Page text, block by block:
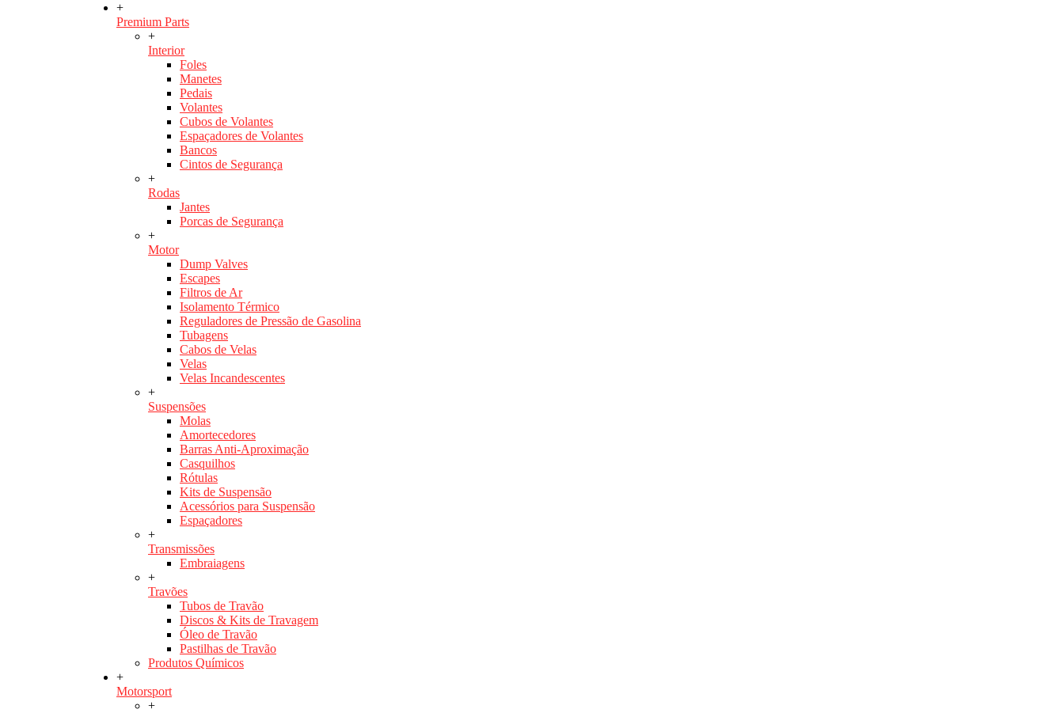
+
Premium Parts
+
Interior
Foles
Manetes
Pedais
Volantes
Cubos de Volantes
Espaçadores de Volantes
Bancos
Cintos de Segurança
+
Rodas
Jantes
Porcas de Segurança
+
Motor
Dump Valves
Escapes
Filtros de Ar
Isolamento Térmico
Reguladores de Pressão de Gasolina
Tubagens
Cabos de Velas
Velas
Velas Incandescentes
+
Suspensões
Molas
Amortecedores
Barras Anti-Aproximação
Casquilhos
Rótulas
Kits de Suspensão
Acessórios para Suspensão
Espaçadores
+
Transmissões
Embraiagens
+
Travões
Tubos de Travão
Discos & Kits de Travagem
Óleo de Travão
Pastilhas de Travão
Produtos Químicos
+
Motorsport
+